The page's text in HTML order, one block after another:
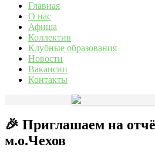
Васькино
городского
округа
Чехов
Главная
О нас
Афиша
Коллектив
Клубные образования
Новости
Вакансии
Контакты
🎉 Приглашаем на
м.о.Чехов